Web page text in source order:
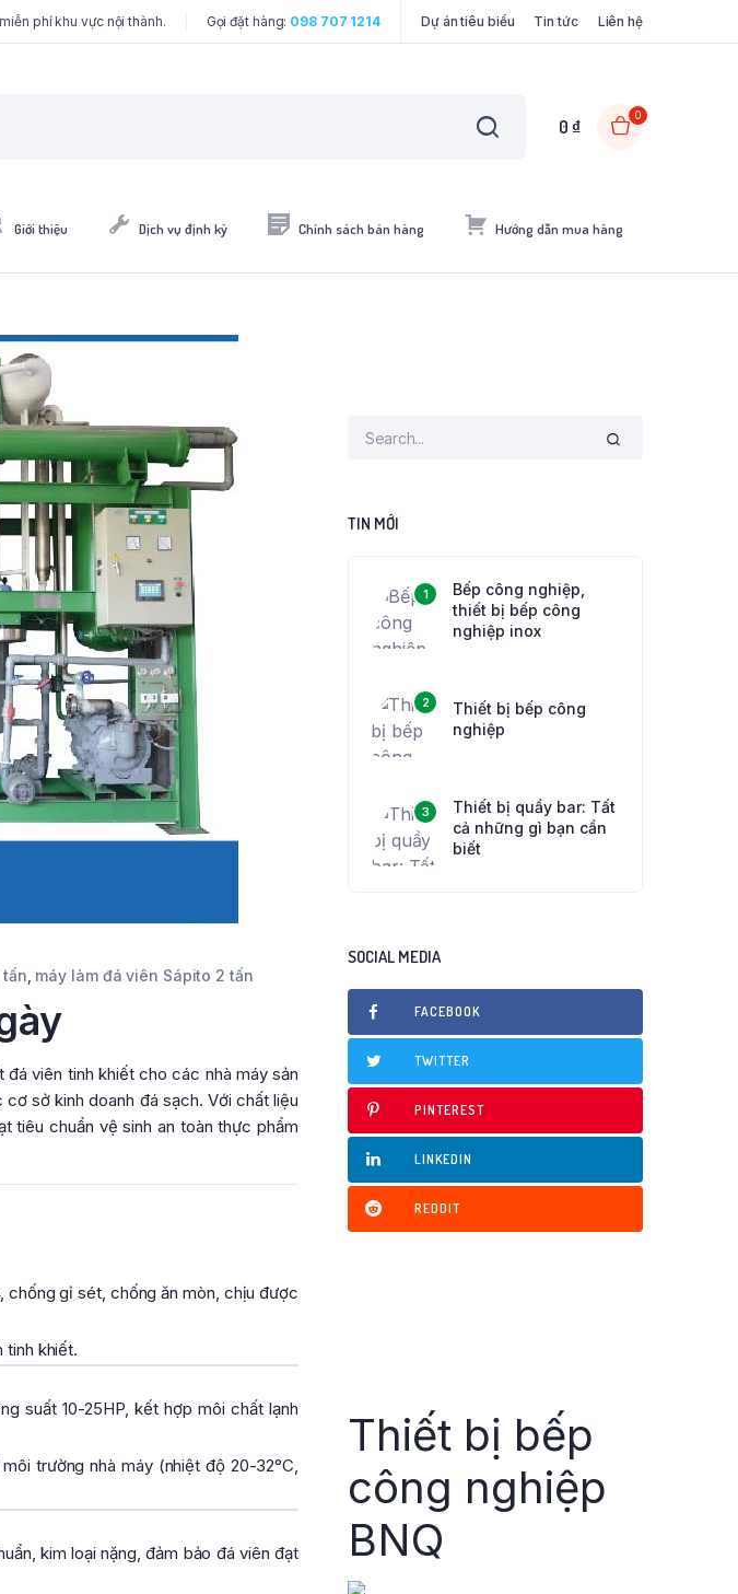
phí khu vực nội thành. Gọi đặt hàng: 098 707 1214 Dự án tiêu biểu Tin tức Liên hệ
0 ₫
0
Giới thiệu Dịch vụ định kỳ Chính sách bán hàng Hướng dẫn mua hàng
tấn máy làm đá viên Sápito 2 tấn
viên tinh khiết cho các nhà máy sản
sở kinh doanh đá sạch. Với chất liệu
tiêu chuẩn vệ sinh an toàn thực phẩm
chống gỉ sét, chống ăn mòn, chịu được
tinh khiết.
suất 10-25HP, kết hợp môi chất lạnh
trường nhà máy (nhiệt độ 20-32°C,
kim loại nặng, đảm bảo đá viên đạt
TIN MỚI
1
Bếp công nghiệp,
thiết bị bếp công
nghiệp inox
2
Thiết bị bếp công
nghiệp
3
Thiết bị quầy bar: Tất
cả những gì bạn cần
biết
SOCIAL MEDIA
FACEBOOK
TWITTER
PINTEREST
LINKEDIN
REDDIT
Thiết bị bếp
công nghiệp
BNQ